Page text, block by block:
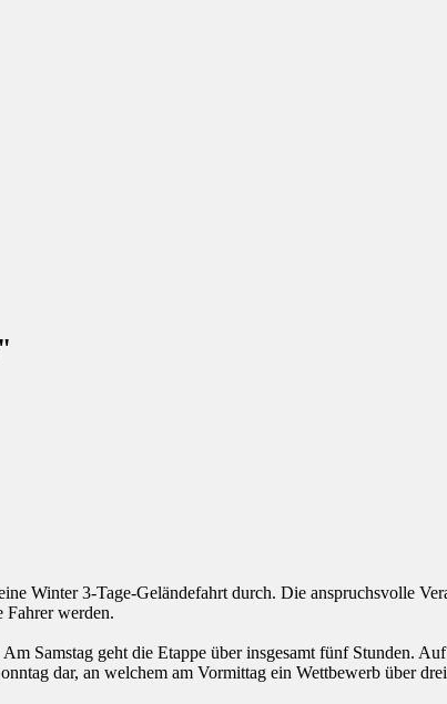
Winter 3-Tage-Geländefahrt durch. Die anspruchsvolle
Fahrer werden.
Samstag geht die Etappe über insgesamt fünf Stunden.
dar, an welchem am Vormittag ein Wettbewerb über